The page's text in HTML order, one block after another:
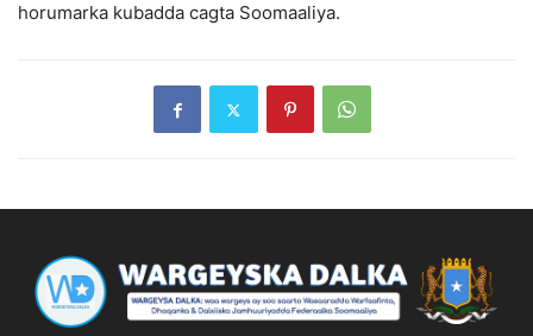
horumarka kubadda cagta Soomaaliya.